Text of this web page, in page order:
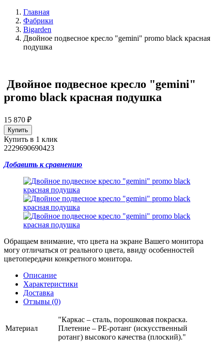
Главная
Фабрики
Bigarden
Двойное подвесное кресло "gemini" promo black красная
подушка
Двойное подвесное кресло "gemini"
promo black красная подушка
15 870 ₽
Купить в 1 клик
2229690690423
Добавить к сравнению
Обращаем внимание, что цвета на экране Вашего монитора
могу отличаться от реального цвета, ввиду особенностей
цветопередачи конкретного монитора.
Описание
Характеристики
Доставка
Отзывы (0)
Материал
"Каркас – сталь, порошковая покраска.
Плетение – PE-ротанг (искусственный
ротанг) высокого качества (плоский)."